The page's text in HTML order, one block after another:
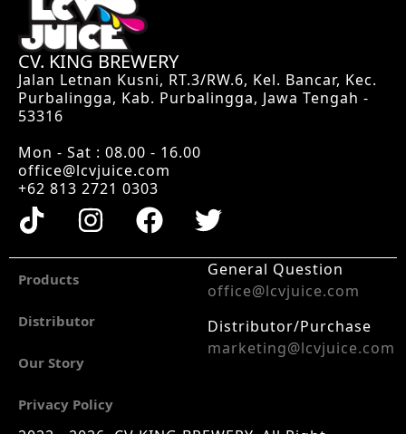
CV. KING BREWERY
Jalan Letnan Kusni, RT.3/RW.6, Kel. Bancar, Kec.
Purbalingga, Kab. Purbalingga, Jawa Tengah -
53316
Mon - Sat : 08.00 - 16.00
office@lcvjuice.com
+62 813 2721 0303
Products
Distributor
Our Story
Privacy Policy
General Question
office@lcvjuice.com
Distributor/Purchase
marketing@lcvjuice.com